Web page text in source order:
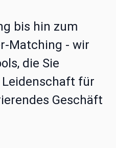
bis hin zum
Matching - wir
die Sie
für
Geschäft